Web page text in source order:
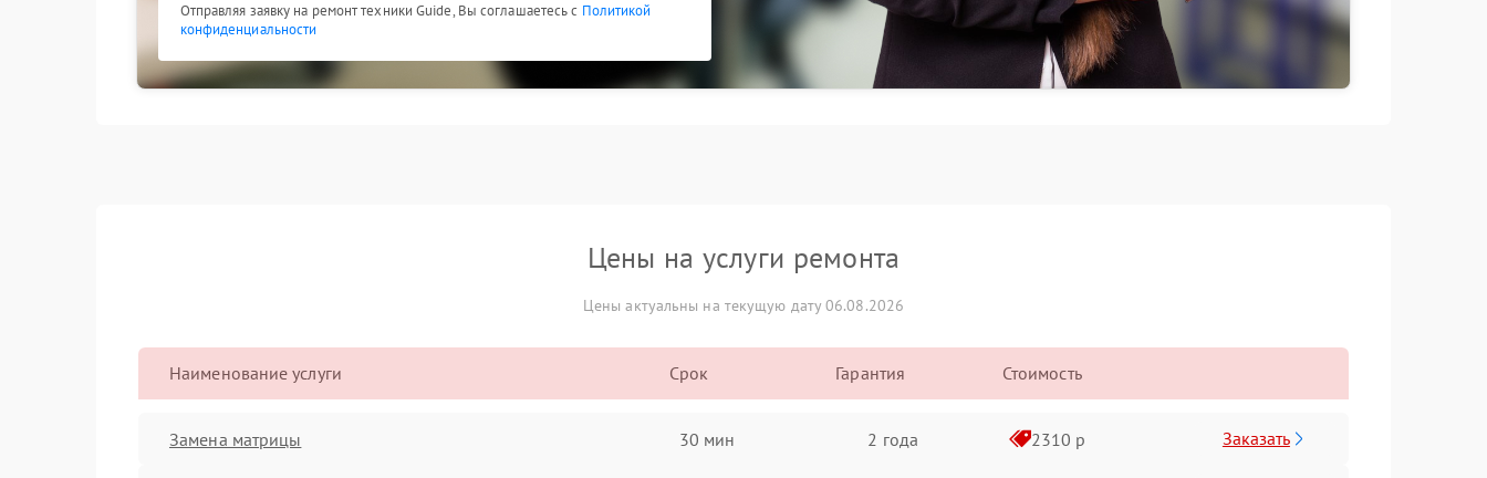
Отправляя заявку на ремонт техники Guide, Вы соглашаетесь с Политикой
конфиденциальности
Цены на услуги ремонта
Цены актуальны на текущую дату 06.08.2026
Наименование услуги Срок Гарантия Стоимость
Замена матрицы 30 мин 2 года 2310 р Заказать